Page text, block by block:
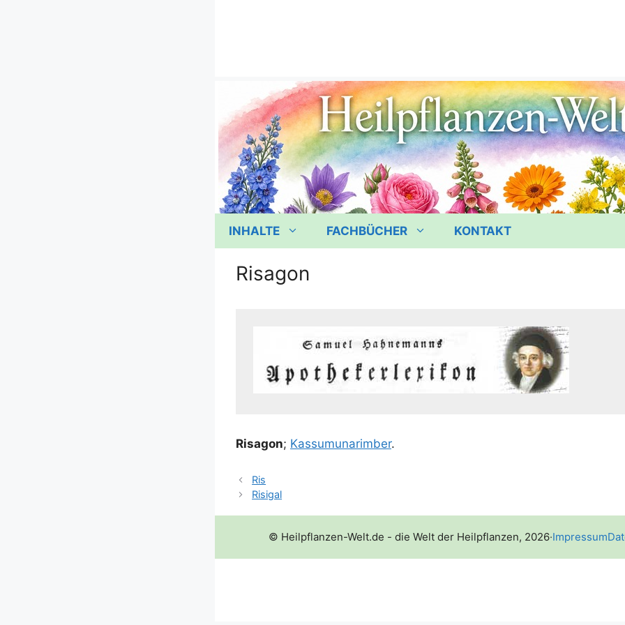
INHALTE FACHBÜCHER KONTAKT
Risagon
Risa­gon; Kas­su­mu­na­rim­ber.
Ris
Risigal
© Heilpflanzen-Welt.de - die Welt der Heilpflanzen, 2026·Impressum